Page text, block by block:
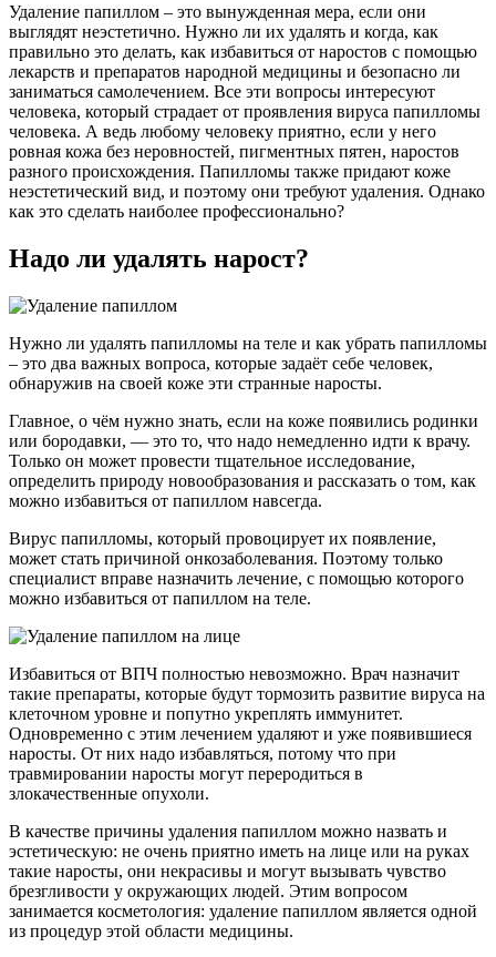
Удаление папиллом – это вынужденная мера, если они
выглядят неэстетично. Нужно ли их удалять и когда, как
правильно это делать, как избавиться от наростов с помощью
лекарств и препаратов народной медицины и безопасно ли
заниматься самолечением. Все эти вопросы интересуют
человека, который страдает от проявления вируса папилломы
человека. А ведь любому человеку приятно, если у него
ровная кожа без неровностей, пигментных пятен, наростов
разного происхождения. Папилломы также придают коже
неэстетический вид, и поэтому они требуют удаления. Однако
как это сделать наиболее профессионально?
Надо ли удалять нарост?
Нужно ли удалять папилломы на теле и как убрать папилломы
– это два важных вопроса, которые задаёт себе человек,
обнаружив на своей коже эти странные наросты.
Главное, о чём нужно знать, если на коже появились родинки
или бородавки, — это то, что надо немедленно идти к врачу.
Только он может провести тщательное исследование,
определить природу новообразования и рассказать о том, как
можно избавиться от папиллом навсегда.
Вирус папилломы, который провоцирует их появление,
может стать причиной онкозаболевания. Поэтому только
специалист вправе назначить лечение, с помощью которого
можно избавиться от папиллом на теле.
Избавиться от ВПЧ полностью невозможно. Врач назначит
такие препараты, которые будут тормозить развитие вируса на
клеточном уровне и попутно укреплять иммунитет.
Одновременно с этим лечением удаляют и уже появившиеся
наросты. От них надо избавляться, потому что при
травмировании наросты могут переродиться в
злокачественные опухоли.
В качестве причины удаления папиллом можно назвать и
эстетическую: не очень приятно иметь на лице или на руках
такие наросты, они некрасивы и могут вызывать чувство
брезгливости у окружающих людей. Этим вопросом
занимается косметология: удаление папиллом является одной
из процедур этой области медицины.